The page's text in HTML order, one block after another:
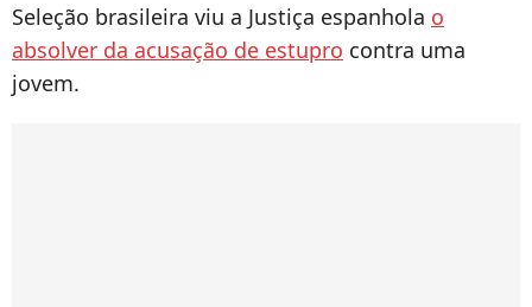
Seleção brasileira viu a Justiça espanhola o
absolver da acusação de estupro contra uma
jovem.